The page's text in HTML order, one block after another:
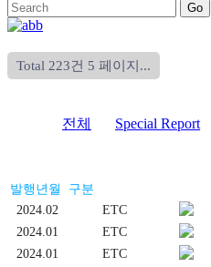
Go
Total 223건 5 페이지...
전체 Special Report
발행년월 구분
2024.02
ETC
2024.01
ETC
2024.01
ETC